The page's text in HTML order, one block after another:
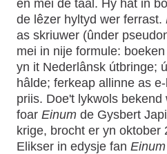
en mei de taal. Hy hat in
de lêzer hyltyd wer ferrast.
as skriuwer (ûnder
mei in nije formule:
yn it Nederlânsk útbringe;
hâlde; ferkeap allinne as
priis. Doe't lykwols
foar Einum de Gysbert
krige, brocht er yn oktober
Elikser in edysje fan Einum